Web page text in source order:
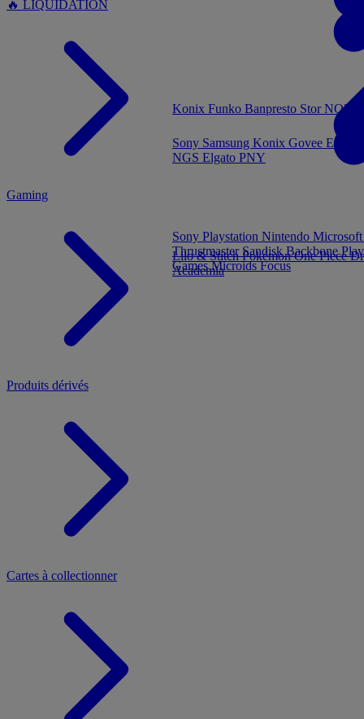
🔥 LIQUIDATION
Konix Funko Banpresto Stor
Gaming
Sony Playstation Nintendo
Thrustmaster SandiskBackbone
GamesMicroidsFocus
Produits dérivés
Lilo & StitchPokémonOne Piece
Academia
Cartes à collectionner
Sony Samsung Konix Govee
NGS Elgato PNY